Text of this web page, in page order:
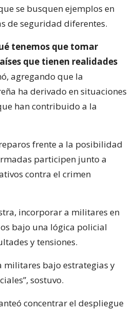
se busquen ejemplos en
de seguridad diferentes.
tenemos que tomar
que tienen realidades
agregando que la
ha derivado en situaciones
han contribuido a la
frente a la posibilidad
participen junto a
contra el crimen
incorporar a militares en
bajo una lógica policial
y tensiones.
militares bajo estrategias y
sostuvo.
concentrar el despliegue